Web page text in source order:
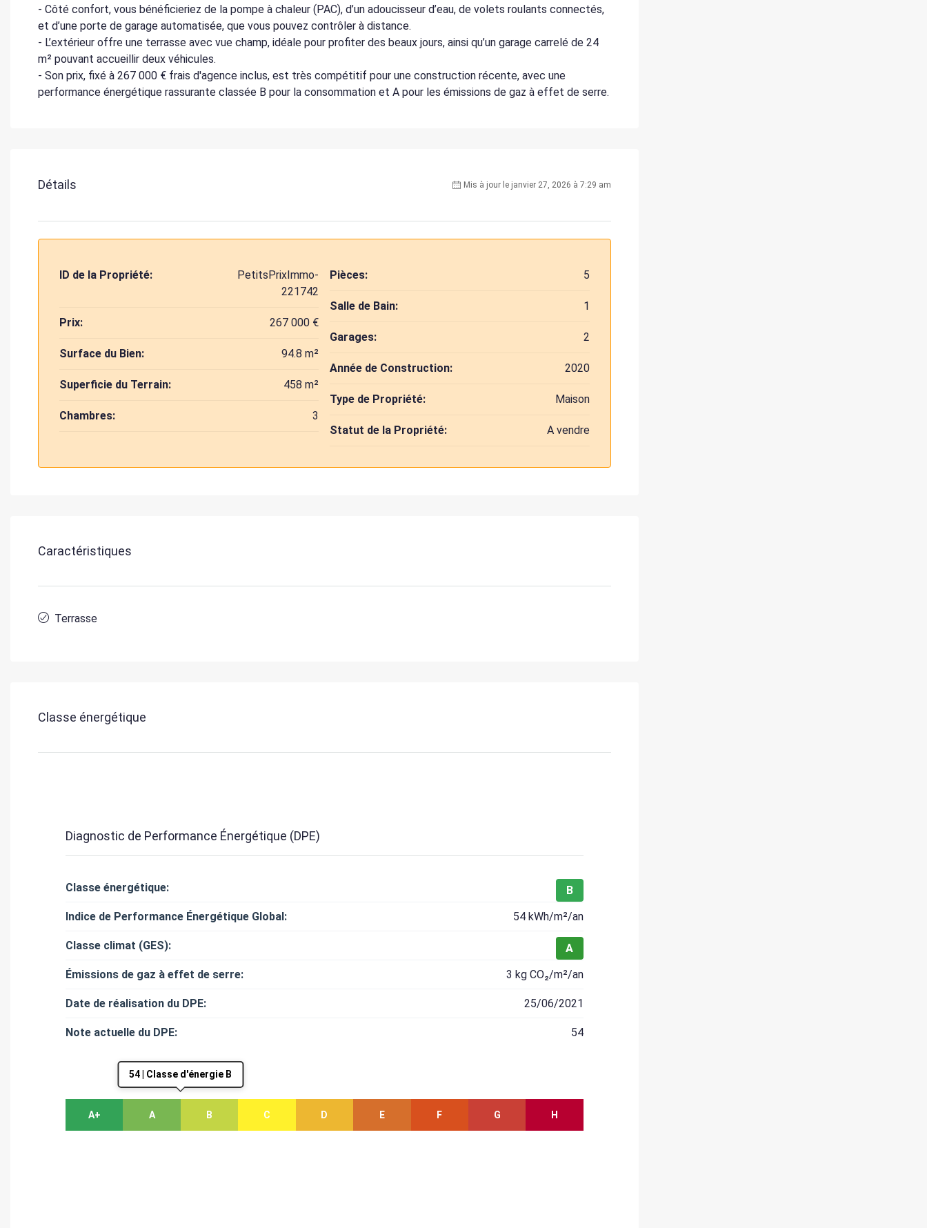
- Côté confort, vous bénéficieriez de la pompe à chaleur (PAC), d’un adoucisseur d’eau, de volets roulants connectés,
et d’une porte de garage automatisée, que vous pouvez contrôler à distance.
- L’extérieur offre une terrasse avec vue champ, idéale pour profiter des beaux jours, ainsi qu’un garage carrelé de 24
m² pouvant accueillir deux véhicules.
- Son prix, fixé à 267 000 € frais d'agence inclus, est très compétitif pour une construction récente, avec une
performance énergétique rassurante classée B pour la consommation et A pour les émissions de gaz à effet de serre.
Détails Mis à jour le janvier 27, 2026 à 7:29 am
ID de la Propriété:
PetitsPrixImmo-
221742
Prix: 267 000 €
Surface du Bien: 94.8 m²
Superficie du Terrain: 458 m²
Chambres: 3
Pièces: 5
Salle de Bain: 1
Garages: 2
Année de Construction: 2020
Type de Propriété: Maison
Statut de la Propriété: A vendre
Caractéristiques
Terrasse
Classe énergétique
Diagnostic de Performance Énergétique (DPE)
Classe énergétique:
B
Indice de Performance Énergétique Global:
54 kWh/m²/an
Classe climat (GES):
A
Émissions de gaz à effet de serre:
3 kg CO₂/m²/an
Date de réalisation du DPE: 25/06/2021
Note actuelle du DPE: 54
A+ A
54 | Classe d'énergie B
B C D E F G H